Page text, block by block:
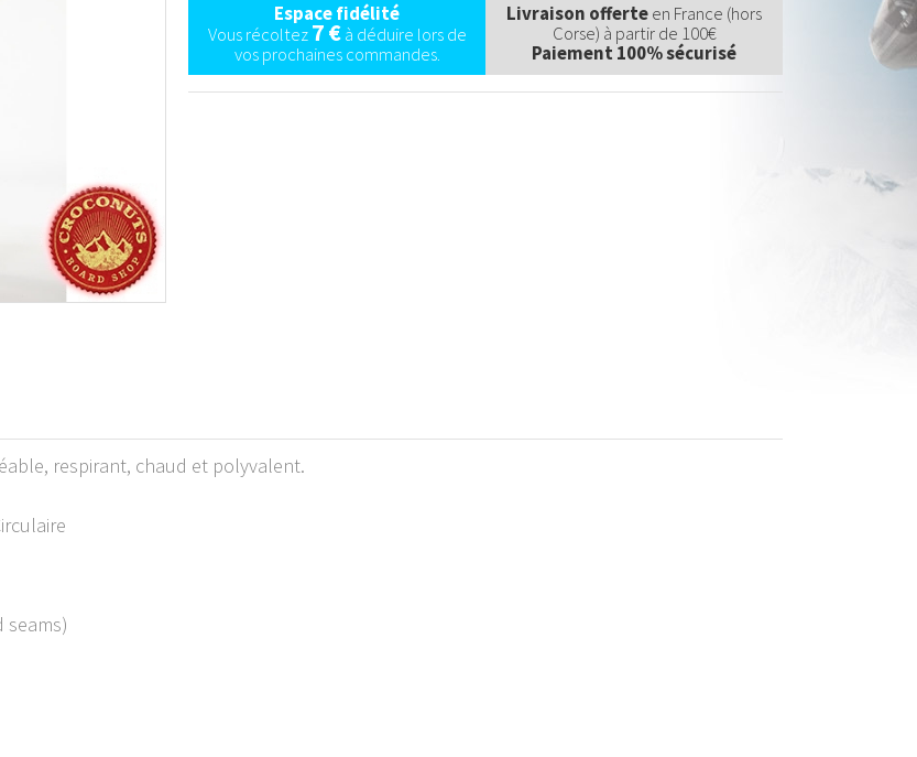
Espace fidélité
Vous récoltez7 €à déduire lors de
vos prochaines commandes.
Livraison offerteen France (hors
Corse) à partir de 100€
Paiement 100% sécurisé
respirant, chaud et polyvalent.